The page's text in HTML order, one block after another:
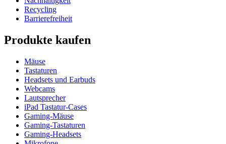
Recycling
Barrierefreiheit
Produkte kaufen
Mäuse
Tastaturen
Headsets und Earbuds
Webcams
Lautsprecher
iPad Tastatur-Cases
Gaming-Mäuse
Gaming-Tastaturen
Gaming-Headsets